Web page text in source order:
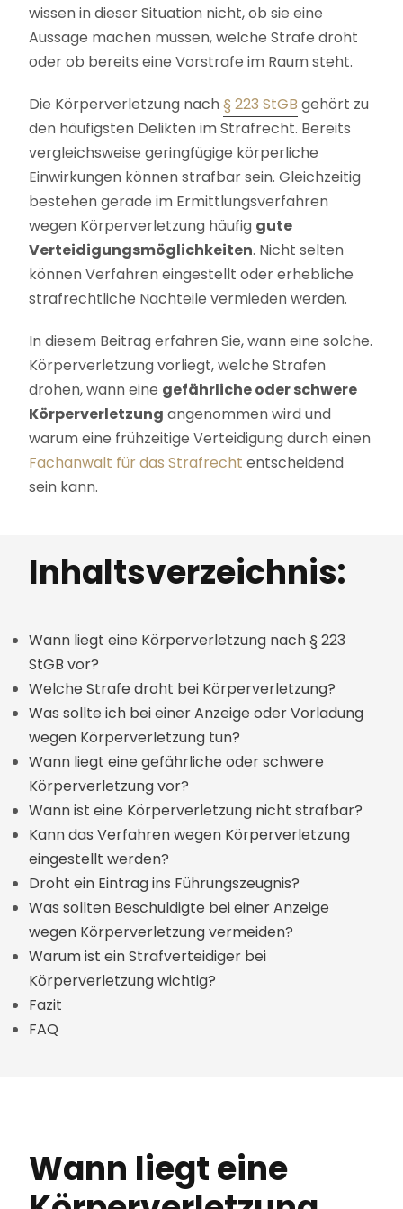
wissen in dieser Situation nicht, ob sie eine
Aussage machen müssen, welche Strafe droht
oder ob bereits eine Vorstrafe im Raum steht.
Die Körperverletzung nach§ 223 StGB gehört zu
den häufigsten Delikten im Strafrecht. Bereits
vergleichsweise geringfügige körperliche
Einwirkungen können strafbar sein. Gleichzeitig
bestehen gerade im Ermittlungsverfahren
wegen Körperverletzung häufig gute
Verteidigungsmöglichkeiten. Nicht selten
können Verfahren eingestellt oder erhebliche
strafrechtliche Nachteile vermieden werden.
In diesem Beitrag erfahren Sie, wann eine solche.
Körperverletzung vorliegt, welche Strafen
drohen, wann eine gefährliche oder schwere
Körperverletzung angenommen wird und
warum eine frühzeitige Verteidigung durch einen
Fachanwalt für das Strafrecht entscheidend
sein kann.
Inhaltsverzeichnis:
Wann liegt eine Körperverletzung nach § 223
StGB vor?
Welche Strafe droht bei Körperverletzung?
Was sollte ich bei einer Anzeige oder Vorladung
wegen Körperverletzung tun?
Wann liegt eine gefährliche oder schwere
Körperverletzung vor?
Wann ist eine Körperverletzung nicht strafbar?
Kann das Verfahren wegen Körperverletzung
eingestellt werden?
Droht ein Eintrag ins Führungszeugnis?
Was sollten Beschuldigte bei einer Anzeige
wegen Körperverletzung vermeiden?
Warum ist ein Strafverteidiger bei
Körperverletzung wichtig?
Fazit
FAQ
Wann liegt eine